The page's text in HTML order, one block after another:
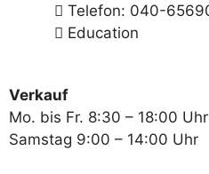
Telefon: 040-
Education
Verkauf
Mo. bis Fr. 8:30 – 18:00 Uhr
Samstag 9:00 – 14:00 Uhr